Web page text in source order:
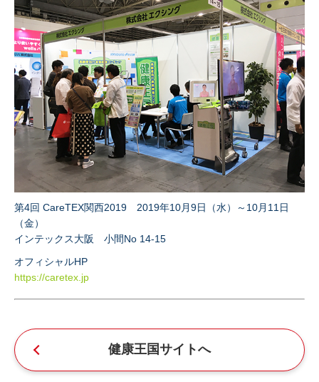
第4回 CareTEX関西2019 2019年10月9日（水）～10月11日
（金）
インテックス大阪 小間No 14‐15
オフィシャルHP
https://caretex.jp
健康王国サイトへ